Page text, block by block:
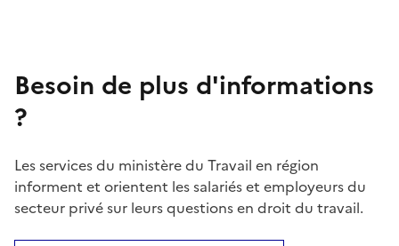
Besoin de plus d'informations
?
Les services du ministère du Travail en région
informent et orientent les salariés et employeurs du
secteur privé sur leurs questions en droit du travail.